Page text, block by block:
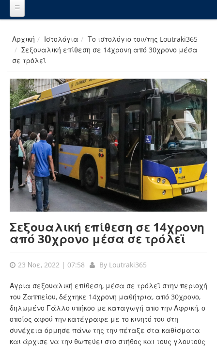
Αρχική Ιστολόγια
Το ιστολόγιο του/της Loutraki365
Σεξουαλική επίθεση σε 14χρονη από 30χρονο μέσα
σε τρόλεϊ
Σεξουαλική επίθεση σε 14χρονη
από 30χρονο μέσα σε τρόλεϊ
23 Νοε, 2022 | 07:58 By Loutraki365
Άγρια σεξουαλική επίθεση, μέσα σε τρόλεΐ στην περιοχή
του Ζαππείου, δέχτηκε 14χρονη μαθήτρια, από 30χρονο,
δηλωμένο Γάλλο υπήκοο με καταγωγή απο την Αφρική, ο
οποίος αφού την κατέγραφε με το κινητό του στη
συνέχεια όρμησε πάνω της την πέταξε στα καθίσματα
και άρχισε να την θωπεύει στο στήθος και τους γλουτούς